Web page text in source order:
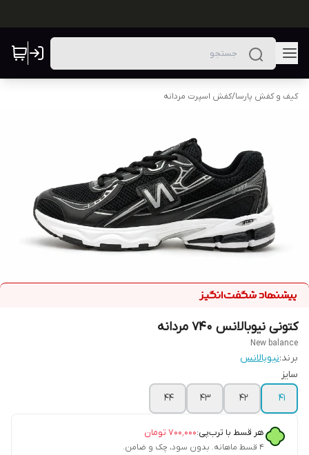
کیف و کفش پارسا/کفش اسپرت مردانه
کتونی نیوبالانس ۷۴۰ مردانه
New balance
برند:نیوبالانس
سایز
41
42
43
44
هر قسط با ترب‌پی:۷۰۰٬۰۰۰ تومان
۴ قسط ماهانه. بدون سود، چک و ضامن.